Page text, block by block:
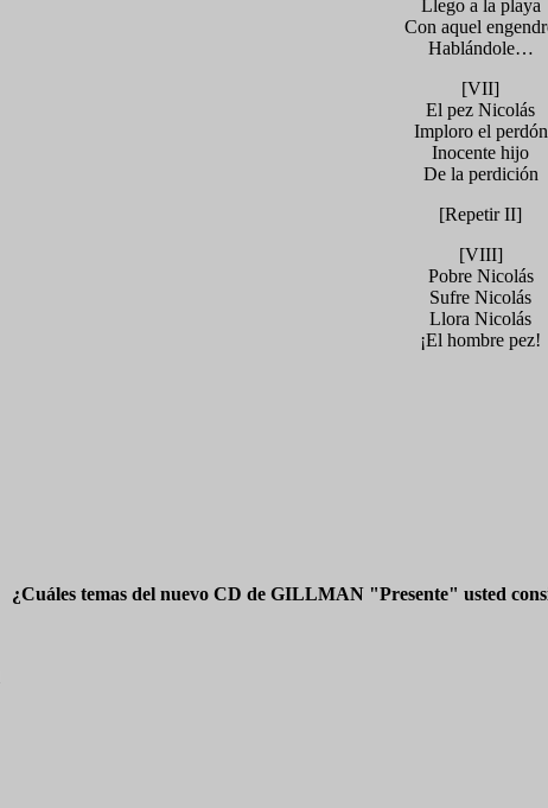
Llego a la playa
Con aquel
Hablándole…
[VII]
El pez Nicolás
Imploro el perdón
Inocente hijo
De la perdición
[Repetir II]
[VIII]
Pobre Nicolás
Sufre Nicolás
Llora Nicolás
¡El hombre pez!
¿Cuáles temas del nuevo CD de GILLMAN "Presente" usted